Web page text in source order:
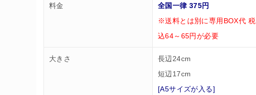
料金
全国一律 375円
※送料とは別に専用BOX代 税
込64～65円が必要
大きさ
長辺24cm
短辺17cm
[A5サイズが入る]